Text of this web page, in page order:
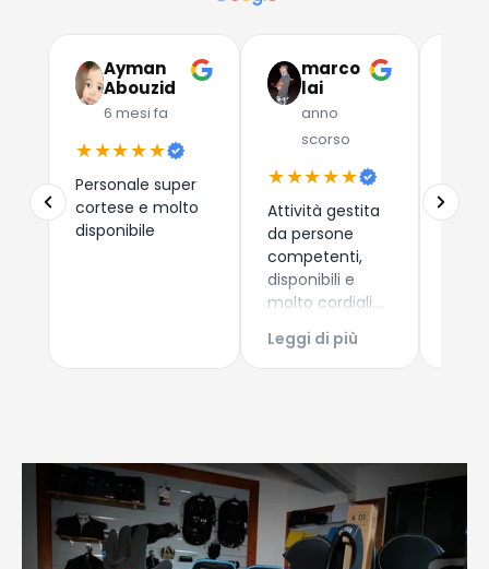
Ayman
Abouzid
6 mesi fa
★★★★★
Personale super
cortese e molto
disponibile
marco
lai
anno
scorso
★★★★★
Attività gestita
da persone
competenti,
disponibili e
molto cordiali.
Prezzi
competitivi,
articoli di
imballaggio
perfetti!!!
Consigliatissimo
Leggi di più
Due
che